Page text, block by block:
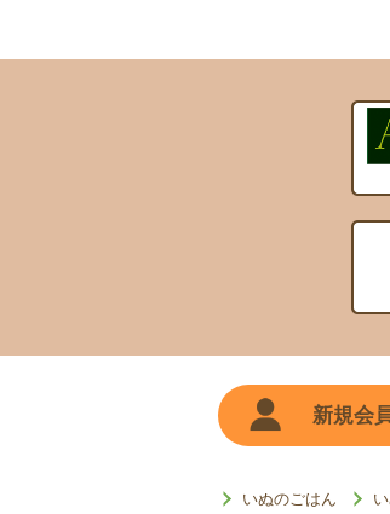
新規会
いぬのごはん